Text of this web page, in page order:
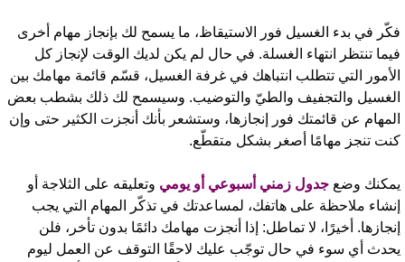
في بدء الغسيل فور الاستيقاظ، ما يسمح لك بإنجاز مهام أخرى
تنتظر انتهاء الغسلة. في حال لم يكن لديك الوقت لإنجاز كل
التي تتطلب انتباهك في غرفة الغسيل، قسّم قائمة مهامك بين
والتجفيف والطيّ والتوضيب. وسيسمح لك ذلك بشطب بعض
عن قائمتك فور إنجازها، وستشعر بأنك أنجزت الكثير حتى وإن
تنجز مهامًا أصغر بشكل متقطّع.
وضع جدول زمني أسبوعي أو يومي وتعليقه على الثلاجة أو
ملاحظة على هاتفك، لمساعدتك في تذكّر المهام التي يجب
أخيرًا، لا تماطل: إذا أنجزت مهامك دائمًا بدون تأخر، فلن
أي سوء في حال توجّب عليك لاحقًا التوقف عن العمل ليوم